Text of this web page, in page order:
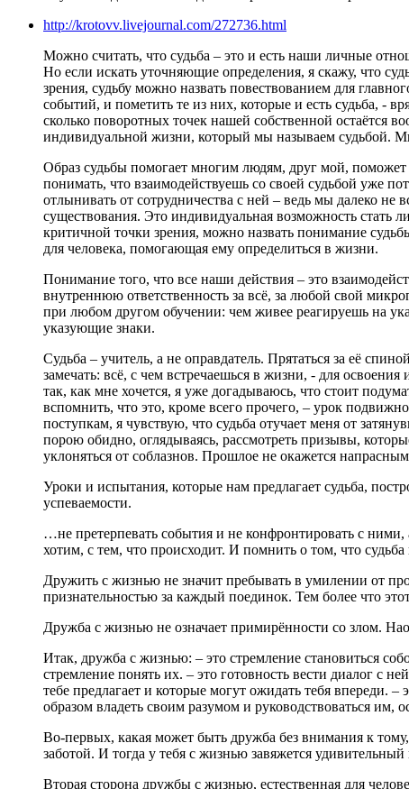
http://krotovv.livejournal.com/272736.html
Можно считать, что судьба – это и есть наши личные
Но если искать уточняющие определения, я скажу, что
зрения, судьбу можно назвать повествованием для
событий, и пометить те из них, которые и есть судьба, -
сколько поворотных точек нашей собственной
индивидуальной жизни, который мы называем судьбой.
Образ судьбы помогает многим людям, друг мой, поможет
понимать, что взаимодействуешь со своей судьбой уже
отлынивать от сотрудничества с ней – ведь мы далеко не
существования. Это индивидуальная возможность стать
критичной точки зрения, можно назвать понимание
для человека, помогающая ему определиться в жизни.
Понимание того, что все наши действия – это
внутреннюю ответственность за всё, за любой свой
при любом другом обучении: чем живее реагируешь на
указующие знаки.
Судьба – учитель, а не оправдатель. Прятаться за её
замечать: всё, с чем встречаешься в жизни, - для
так, как мне хочется, я уже догадываюсь, что стоит
вспомнить, что это, кроме всего прочего, – урок
поступкам, я чувствую, что судьба отучает меня от
порою обидно, оглядываясь, рассмотреть призывы,
уклоняться от соблазнов. Прошлое не окажется
Уроки и испытания, которые нам предлагает судьба,
успеваемости.
…не претерпевать события и не конфронтировать с
хотим, с тем, что происходит. И помнить о том, что
Дружить с жизнью не значит пребывать в умилении от
признательностью за каждый поединок. Тем более что
Дружба с жизнью не означает примирённости со злом.
Итак, дружба с жизнью: – это стремление становиться
стремление понять их. – это готовность вести диалог с
тебе предлагает и которые могут ожидать тебя впереди.
образом владеть своим разумом и руководствоваться
Во-первых, какая может быть дружба без внимания к
заботой. И тогда у тебя с жизнью завяжется
Вторая сторона дружбы с жизнью, естественная для